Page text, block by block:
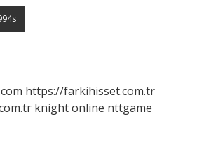
https://farkihisset.com.tr
knight online nttgame